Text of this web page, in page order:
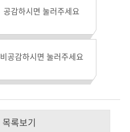
공감수 :
공감하시면 눌러주세요
비공감수 :
비공감하시면 눌러주세요
목록보기